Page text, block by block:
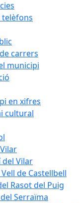
telèfons
carrers
municipi
en xifres
cultural
del Vilar
de Castellbell
Rasot del Puig
Serraïma